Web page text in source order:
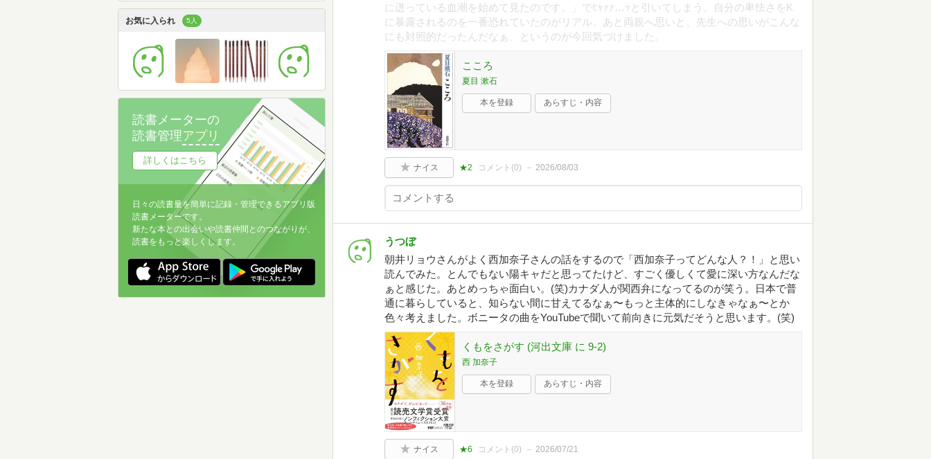
に迸っている血潮を始めて見たのです。」でﾋｬｧｧ…ｯと引いてしまう。自分の卑怯さをK
に暴露されるのを一番恐れていたのがリアル。あと両親へ思いと、先生への思いがこんな
にも対照的だったんだなぁ、というのが今回気づけました。
こころ
夏目 漱石
本を登録 あらすじ・内容
ナイス ★2 コメント(0) 2026/08/03
うつぼ
朝井リョウさんがよく西加奈子さんの話をするので「西加奈子ってどんな人？！」と思い
読んでみた。とんでもない陽キャだと思ってたけど、すごく優しくて愛に深い方なんだな
ぁと感じた。あとめっちゃ面白い。(笑)カナダ人が関西弁になってるのが笑う。日本で普
通に暮らしていると、知らない間に甘えてるなぁ〜もっと主体的にしなきゃなぁ〜とか
色々考えました。ボニータの曲をYouTubeで聞いて前向きに元気だそうと思います。(笑)
くもをさがす (河出文庫 に 9-2)
西 加奈子
本を登録 あらすじ・内容
ナイス ★6 コメント(0) 2026/07/21
お気に入られ 5人
読書メーターの
読書管理アプリ
詳しくはこちら
日々の読書量を簡単に記録・管理できるアプリ版
読書メーターです。
新たな本との出会いや読書仲間とのつながりが、
読書をもっと楽しくします。